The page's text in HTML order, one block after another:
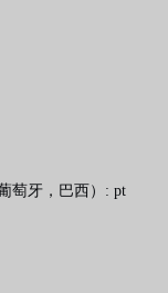
萄牙，巴西）: pt